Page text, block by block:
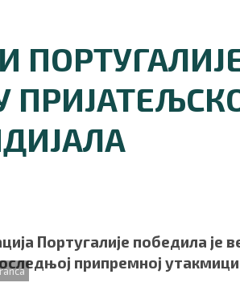
Португалије победила је
припремној